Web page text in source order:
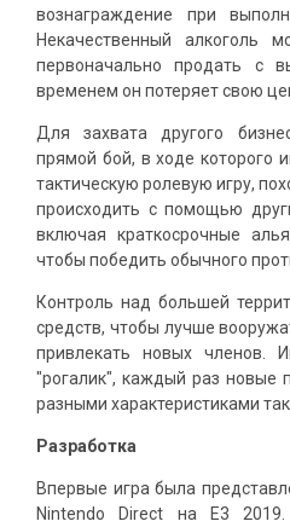
вознаграждение при
Некачественный алкоголь
первоначально продать с
временем он потеряет свою
Для захвата другого
прямой бой, в ходе которого
тактическую ролевую игру,
происходить с помощью
включая краткосрочные
чтобы победить обычного
Контроль над большей
средств, чтобы лучше
привлекать новых членов.
"рогалик", каждый раз новые
разными характеристиками
Разработка
Впервые игра была
Nintendo Direct на E3